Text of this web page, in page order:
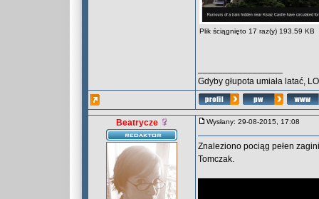
Plik ściągnięto 17 raz(y) 193.59 KB
Gdyby głupota umiała latać,
Beatrycze Wysłany: 29-08-2015, 17:08
Znaleziono pociąg pełen
Tomczak.